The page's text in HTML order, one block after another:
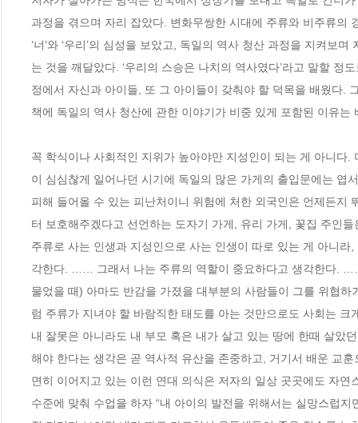
과정을 겪으며 자리 잡았다. 변화무쌍한 시대에 주류와 비주류의
‘너’와 ‘우리’의 심성을 보았고, 독일의 역사 청산 과정을 지켜보
는 것을 깨달았다. ‘우리의 스승은 나치의 역사였다’라고 말할
정에서 자신과 아이들, 또 그 아이들이 갖춰야 할 덕목을 배웠다.
책에 독일의 역사 청산에 관한 이야기가 비중 있게 포함된 이유는
꼭 학식이나 사회적인 지위가 높아야만 지성인이 되는 게 아니다
이 심심찮게 일어나던 시기에 독일의 많은 가게의 출입문에는 엽
피해 들어올 수 있는 피난처이니 위험에 처한 외국인은 언제든지
터 보호해주겠다고 선언하는 도자기 가게, 유리 가게, 꽃집 주인
주류로 사는 인생과 지성인으로 사는 인생이 따로 있는 게 아니
각한다. …… 그래서 나는 주류의 역할이 중요하다고 생각한다.
물었을 때) 아마도 반감을 가졌을 대부분의 사람들이 그를 위협
럼 주류가 지녀야 할 바람직한 태도를 아는 것만으로도 사회는
내 잘못은 아니라도 내 부모 혹은 내가 살고 있는 땅에 한때 살았
해야 한다는 생각은 곧 역사적 유산을 존중하고, 거기서 배운 교
면히 이어지고 있는 이런 연대 의식은 저자의 일상 곳곳에도 자
수준에 맞춰 수업을 하자 “내 아이의 발전을 위해서는 실망스럽